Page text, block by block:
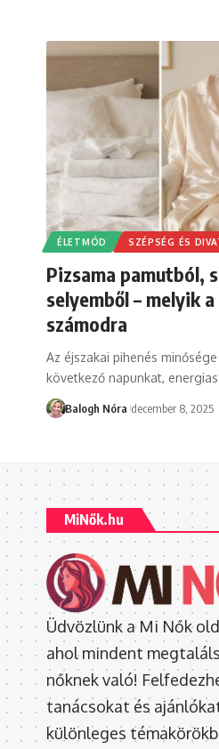
ÉLETMÓD SZÉPSÉG ÉS
Pizsama pamutból,
selyemből – melyik
számodra
Az éjszakai pihenés
következő napunkat,
Balogh Nóra december 8, 2025
MiNők.hu
Üdvözlünk a Mi Nők
ahol mindent
nőknek való!
tanácsokat és
különleges